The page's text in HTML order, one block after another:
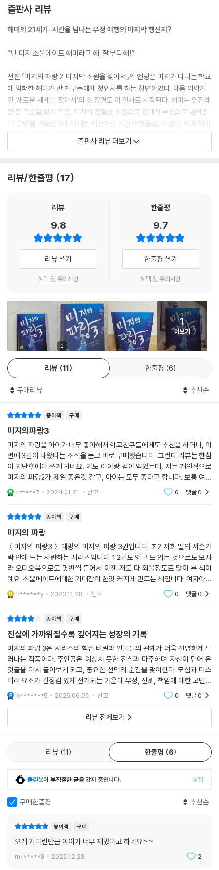
출판사 리뷰
해미의 21세기: 시간을 넘나든 우정 여행의 마지막 행선지?
“난 미지 소울메이트 해미라고 해. 잘 부탁해!”
전편 『미지의 파랑 2. 마지막 소원을 찾아서』의 엔딩은 미지가 다니는 학교
에 입학한 해미가 반 친구들에게 첫인사를 하는 장면이었다. 다음 이야기
인 ‘새로운 세계를 찾아서’의 첫 장면도 이 인사로 시작된다. 해미는 임진왜
란 중 목숨을 잃기 직전, 미지의 간절한 소원으로 현대의 부산으로 넘어온
다. 운명을 거슬렀기에 이제는 예전처럼 시간 여행을 할 수 없다. 이제 해미
는 자신이 살던 시간에서 500년을 건너뛴 21세기에 살게 되었다.
지만은 않다. 죽음을 거스른 자신이 치러야 할 ‘목숨값’에 대한 막연한 두려
도 해적단은 곁에 있지만, 500년 세월의 변화를 모두 겪어 온 그들이 해미
해미의 추억이 깃든 장소들 가운데 지금도 남아 있는 동래 시장, 범어사 등
을 찾아가는 여행을 계획한다.
가족과 함께한 추억의 공간을 500년이 지나서 찾아왔다. 심장이 두근거렸
다. 사라지지 않고 남아 있어 줘서 고마웠다. 지금 해미는 무슨 생각을 할
불상 앞에 앉아 부모님과의 옛 추억을 떠올리고 있을까. 기쁠까, 슬플까. 어
쩜 두 개 다일지도. _ 본문에서
임진왜란에서 끝까지 함께하지 못하고 시간을 건너온 것이 마음의 짐으로
남아 있던 해미는, 당시 목숨을 바친 선열들을 모신 충렬사와 임진동래의
총에도 들른다. 이렇게 자신이 조선을 떠나기 전과 후의 흔적을 찾아다니
면서, 해미는 21세기 부산에서 살아갈 마음의 준비를 다져 나간다.
해미는 가만히 봉분을 쓰다듬었다.
“사명을 다하지 못해 미안하구나.”
인어가 강하게 태어난 건 약한 자들을 구하기 위해서라고 했다. 죄책감을
느끼는 해미 곁으로 가사리가 조용히 다가가 어깨를 도닥여 줬다.
“다들 잊혔구나.”
해미의 목소리가 굉장히 씁쓸했다.
500년이 지나도 변치 않는 것
해적단을 곁에 두고도 자꾸만 과거의 해적단을 그리워하는 해미에게 홍명
은 ‘겉모습만 달라졌을 뿐, 조선의 해적단 모습 그대로’라고 말해 주고 싶어
한다. 과연 파랑 해적단은 임진왜란뿐 아니라 일제 강점기, 6.25 전쟁까지
겪으며 각자의 방식으로 나라를 지키고 사람들을 도우면서 해미, 미지와
떠나면서 “미래에 다시 날 찾아와요! 해미랑 반드시 같이 있을 테니!”라고
말했고, 그 약속대로 지금 다시 한자리에 모인 것이다. 가사리가 가진 뜻밖
의 시간 여행 능력 덕분에 해적단의 지난 시간을 엿보게 된 미지는 500년
간 변하지 않은 이들의 간절함과 우정을 깊이 깨닫는다.
“우리요, 조선부터 지금까지 500년 동안 언니들 잊지 않았어요. 생일도
늘 챙겼어요. 반드시 다시 만날 테니까. 미지 언니가 해미 언니랑 같이 있겠
다고 약속했으니까.”
(중략)
년의 시간 속에 나와 해미에 대한 사랑과 우정이 매 순간 묻어 있었다. 형태
는 달라도 우정의 영원함은 같다. 우리와 해적단은 둘이 아니라 하나다.
야기에서는 파랑 해적단의 충실한 우정이 감동적으로 조명된다. 미지가
건 해미 한 사람만이 아니었다. 500년의 시간을 고스란히 지나오면서 한
번도 흔들리지 않았던 해적단 모두가 미지의 든든한 평생 친구였다.
나는 네가 너라서 좋은 거야: 같은 시공간에서 새롭게 시작되는 친구들의
출판사 리뷰 더보기
리뷰/한줄평 17
리뷰
9.8
리뷰 쓰기
혜택 및 유의사항
한줄평
9.7
한줄평 쓰기
혜택 및 유의사항
2
1
더보기
리뷰 11 한줄평 6
구매리뷰 추천순
종이책 구매
미지의파랑3
미지의 파랑을 아이가 너무 좋아해서 학교친구들에게도 추천을 하더니, 이
번에 3권이 나왔다는 소식을 듣고 바로 구매했습니다. 그런데 리뷰는 한참
이 지난후에야 쓰게 되네요. 저도 아이랑 같이 읽었는데, 저는 개인적으로
미지의 파랑2가 제일 좋은것 같고, 아이는 모두 좋다고 합니다. 보통 여자
친구들이 재미있게 읽는것 같긴한데 남자친구들도 막상 과거와 현재의 시
간여행을 흥미롭
r*****7 2024.01.21. 신고 0 댓글0
종이책 구매
미지의 파랑
＜미지의 파랑3＞ 대망의 미지의 파랑 3권입니다. 초2 저희 딸의 세손가
락 안에 드는 사랑하는 시리즈입니다. 1.2권도 읽고 또 읽는 것으로도 모자
라 오디오북으로도 몇번씩 들어서 이젠 저도 다 외울정도로 많이 본 책이
예요. 소울메이트에대한 기대감이 한껏 커지게 만드는 책입니다. 여자아이
들이라면, 거기다 역사에 관심이 있는 친구들이라면 빠져들이 않을 수 없
는 것 같아요. 1,2
h******y 2023.11.28. 신고 0 댓글0
종이책 구매
진실에 가까워질수록 깊어지는 성장의 기록
미지의 파랑 3은 시리즈의 핵심 비밀과 인물들의 관계가 더욱 선명하게 드
러나는 작품이다. 주인공은 예상치 못한 진실과 마주하며 자신이 믿어 온
것들을 다시 돌아보게 되고, 중요한 선택의 순간을 맞이한다. 모험과 미스
터리 요소가 긴장감 있게 전개되는 가운데 우정, 신뢰, 책임에 대한 고민도
깊이 있게 다뤄진다. 섬세한 감정 묘사와 탄탄한 서사가 어우러져 몰입감
을 높이며, 인
p*******5 2026.06.05. 신고 0 댓글0
리뷰 전체보기
리뷰 11 한줄평 6
클린봇이 부적절한 글을 감지 중입니다. 설정
구매한줄평 추천순
종이책 구매
오래 기다린만큼 아이가 너무 재밌다고 하네요~~
m******8 2022.12.28. 2